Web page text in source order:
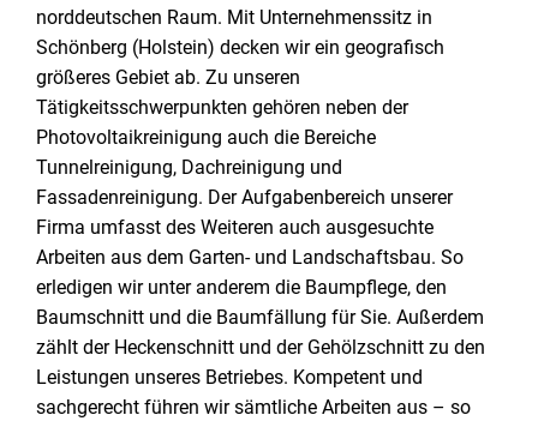
norddeutschen Raum. Mit Unternehmenssitz in
Schönberg (Holstein) decken wir ein geografisch
größeres Gebiet ab. Zu unseren
Tätigkeitsschwerpunkten gehören neben der
Photovoltaikreinigung auch die Bereiche
Tunnelreinigung, Dachreinigung und
Fassadenreinigung. Der Aufgabenbereich unserer
Firma umfasst des Weiteren auch ausgesuchte
Arbeiten aus dem Garten- und Landschaftsbau. So
erledigen wir unter anderem die Baumpflege, den
Baumschnitt und die Baumfällung für Sie. Außerdem
zählt der Heckenschnitt und der Gehölzschnitt zu den
Leistungen unseres Betriebes. Kompetent und
sachgerecht führen wir sämtliche Arbeiten aus – so